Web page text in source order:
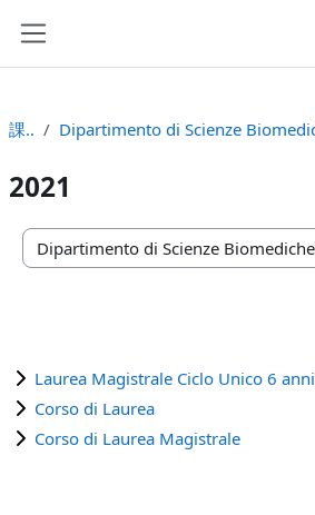
課程
2021
課程類別
Laurea Magistrale Ciclo Unico 6 anni
Corso di Laurea
Corso di Laurea Magistrale